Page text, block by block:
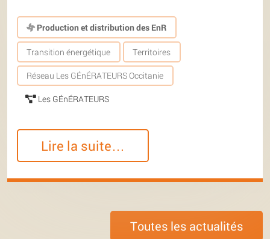
Production et distribution des EnR
Transition énergétique Territoires
Réseau Les GÉnÉRATEURS Occitanie
Les GÉnÉRATEURS
Lire la suite…
Toutes les actualités